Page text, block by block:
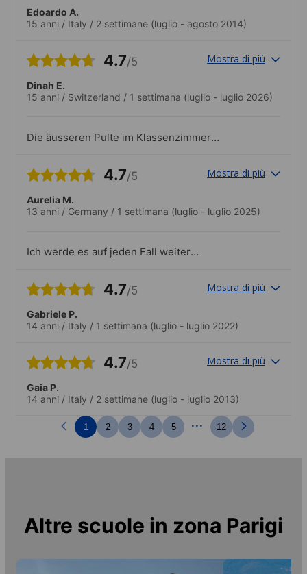
Edoardo A.
15 anni / Italy / 2 settimane (luglio - agosto 2014)
4.7/5 Mostra di più
Dinah E.
15 anni / Switzerland / 1 settimana (luglio - luglio 2026)
Die äusseren Pulte im Klassenzimmer
4.7/5 Mostra di più
Aurelia M.
13 anni / Germany / 1 settimana (luglio - luglio 2025)
Ich werde es auf jeden Fall weiter
4.7/5 Mostra di più
Gabriele P.
14 anni / Italy / 1 settimana (luglio - luglio 2022)
4.7/5 Mostra di più
Gaia P.
14 anni / Italy / 2 settimane (luglio - luglio 2013)
1 2 3 4 5 ... 12
Altre scuole in zona Parigi